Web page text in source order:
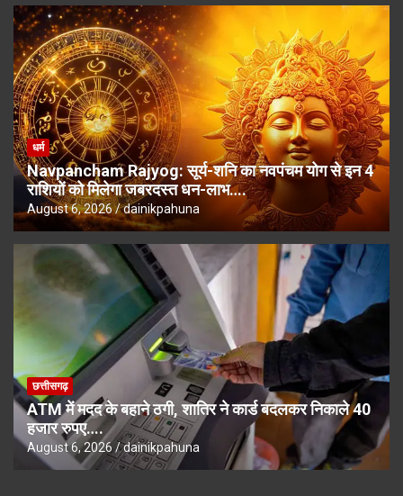
धर्म
Navpancham Rajyog: सूर्य-शनि का नवपंचम योग से इन 4
राशियों को मिलेगा जबरदस्त धन-लाभ….
August 6, 2026 dainikpahuna
छत्तीसगढ़
ATM में मदद के बहाने ठगी, शातिर ने कार्ड बदलकर निकाले 40
हजार रुपए….
August 6, 2026 dainikpahuna